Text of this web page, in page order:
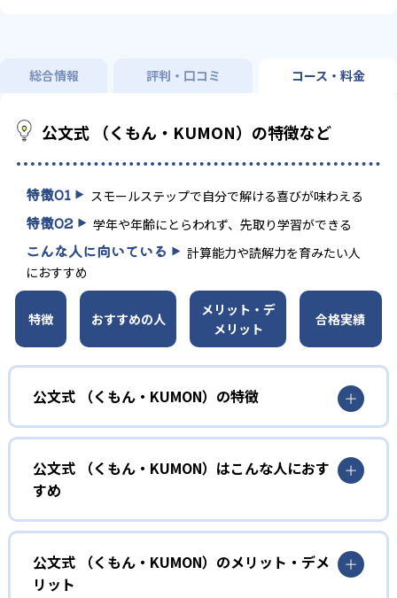
総合情報 評判・口コミ コース・料金
公文式 （くもん・KUMON）の特徴など
特徴01 スモールステップで自分で解ける喜びが味わえる
特徴02 学年や年齢にとらわれず、先取り学習ができる
こんな人に向いている
計算能力や読解力を育みたい人
におすすめ
特徴 おすすめの人
メリット・デ
メリット
合格実績
公文式 （くもん・KUMON）の特徴
01
無学年式の学力別学習
KUMONでは、年齢や学年にとらわれずに、一人ひとりの学
力に応じたレベルから学習を始めている。
確実に100点が取れるレベルから少しずつ難易度を上げてい
しさを経験できる。
公文式 （くもん・KUMON）はこんな人におす
すめ
幼児
小学校に入る準備をしたい幼児向け
KUMONでは細かいステップに分かれた教材で、わかる楽し
公文式 （くもん・KUMON）のメリット・デメ
リット